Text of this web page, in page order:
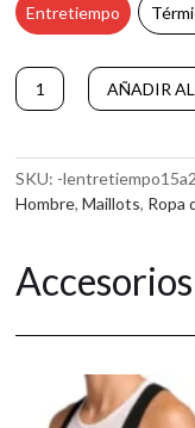
Entretiempo
Maillot
de
de
manga
larga
cantidad
AÑADIR
A
t
e
r
a
t
v
SKU: -
Hombre,Maillots, Ropa
Accesorios